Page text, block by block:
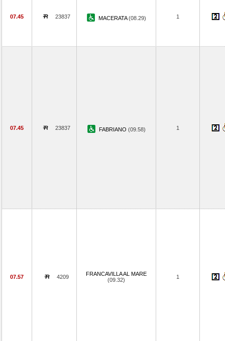
07.45 23837 MACERATA(08.29) 1
07.45 23837 FABRIANO (09.58) 1
07.57 4209
FRANCAVILLA AL MARE
(09.32)
1